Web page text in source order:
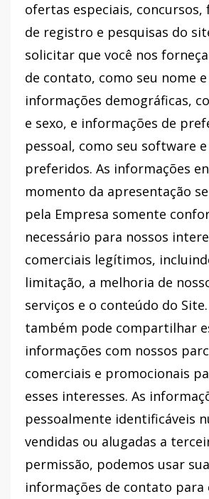
ofertas especiais,
de registro e pesquisas do
solicitar que você nos
de contato, como seu nome
informações demográficas,
e sexo, e informações de
pessoal, como seu software
preferidos. As informações
momento da apresentação
pela Empresa somente
necessário para nossos
comerciais legítimos,
limitação, a melhoria de
serviços e o conteúdo do
também pode compartilhar
informações com nossos
comerciais e promocionais
esses interesses. As
pessoalmente identificáveis
vendidas ou alugadas a
permissão, podemos usar
informações de contato para